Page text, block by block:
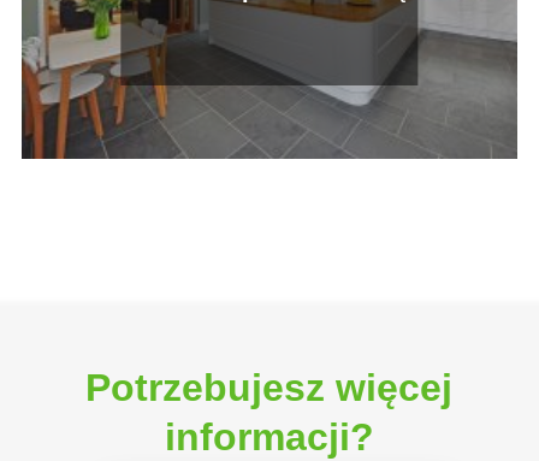
Potrzebujesz więcej
informacji?